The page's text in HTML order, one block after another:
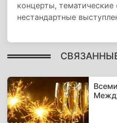
концерты,
нестандартные